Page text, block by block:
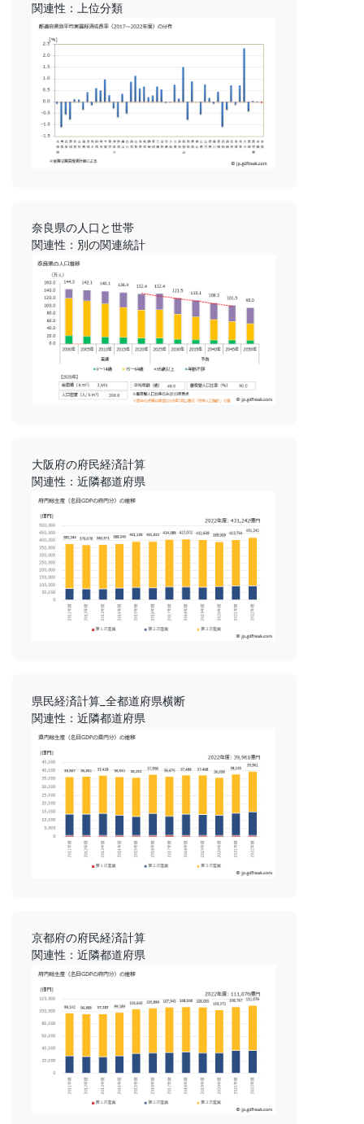
関連性：上位分類
奈良県の人口と世帯
関連性：別の関連統計
大阪府の府民経済計算
関連性：近隣都道府県
県民経済計算_全都道府県横断
関連性：近隣都道府県
京都府の府民経済計算
関連性：近隣都道府県